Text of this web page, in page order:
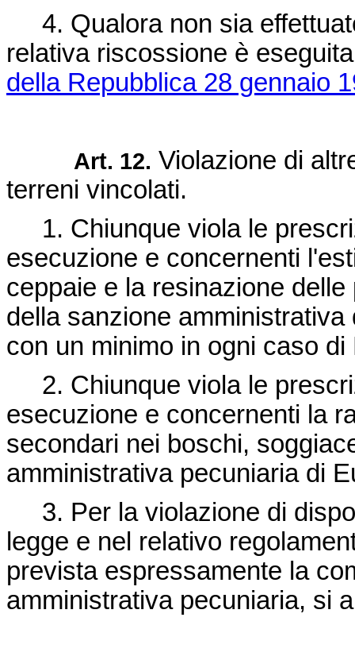
4. Qualora non sia
relativa riscossione è
della Repubblica 28 gennaio
Art. 12. Violazione di
terreni vincolati.
1. Chiunque viola le
esecuzione e concernenti
ceppaie e la resinazione
della sanzione
con un minimo in ogni caso
2. Chiunque viola le
esecuzione e concernenti la
secondari nei boschi,
amministrativa pecuniaria di
3. Per la violazione di
legge e nel relativo
prevista espressamente la
amministrativa pecuniaria, si